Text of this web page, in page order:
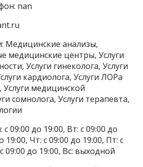
nan
Медицинские анализы,
медицинские центры, Услуги
Услуги гинеколога, Услуги
кардиолога, Услуги ЛОРа
Услуги медицинской
сомнолога, Услуги терапевта,
09:00 до 19:00, Вт: с 09:00 до
19:00, Чт: с 09:00 до 19:00, Пт: с
09:00 до 19:00, Вс: выходной